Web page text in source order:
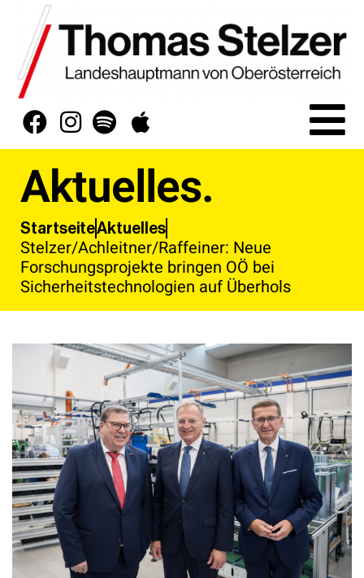
Aktuelles.
StartseiteAktuelles
Stelzer/Achleitner/Raffeiner: Neue
Forschungsprojekte bringen OÖ bei
Sicherheitstechnologien auf Überhols